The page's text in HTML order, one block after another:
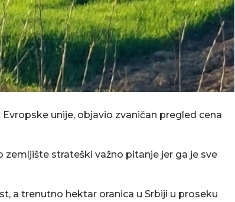
unije, objavio zvaničan pregled cena
strateški važno pitanje jer ga je sve
a trenutno hektar oranica u Srbiji u proseku